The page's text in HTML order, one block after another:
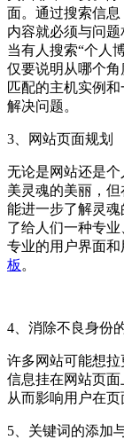
面。通过搜索信
内容就必须与问
当有人搜索“个人
仅要说明从哪个
匹配的主机实例
解决问题。
3、网站页面规划
无论是网站还是
美灵魂的美丽，
能进一步了解灵
了给人们一种专
专业的用户界面
板 。
4、消除不良身份
许多网站可能想
信息挂在网站页面
从而影响用户在
5、关键词的添加